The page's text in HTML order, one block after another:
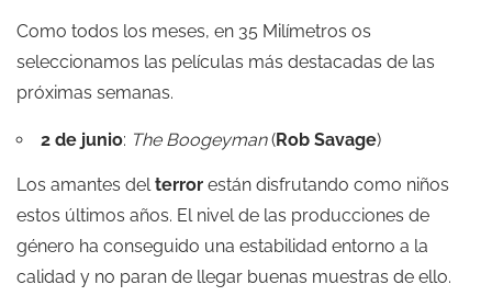
Como todos los meses, en 35 Milímetros os
seleccionamos las películas más destacadas de las
próximas semanas.
2 de junio: The Boogeyman(Rob Savage)
Los amantes delterror están disfrutando como niños
estos últimos años. El nivel de las producciones de
género ha conseguido una estabilidad entorno a la
calidad y no paran de llegar buenas muestras de ello.